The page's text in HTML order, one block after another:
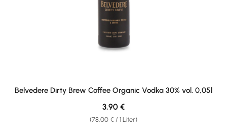
Belvedere Dirty Brew Coffee Organic Vodka 30% vol. 0,05l
(78,00 € / 1 Liter)
Regulärer Preis:
3,90 €